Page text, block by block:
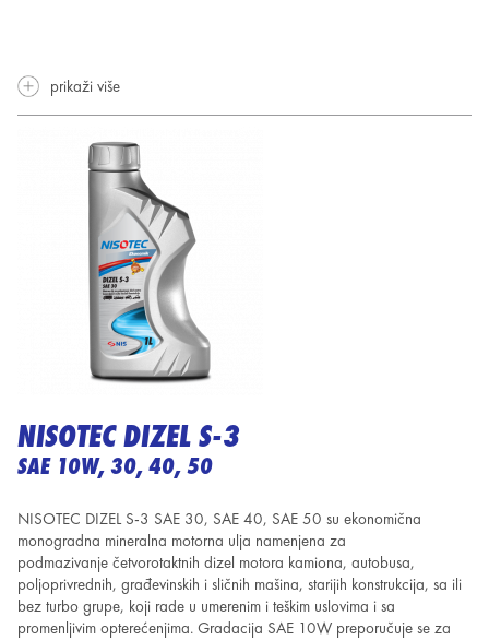
prikaži više
NISOTEC DIZEL S-3
SAE 10W, 30, 40, 50
NISOTEC DIZEL S-3 SAE 30, SAE 40, SAE 50 su ekonomična
monogradna mineralna motorna ulja namenjena za
podmazivanje četvorotaktnih dizel motora kamiona, autobusa,
poljoprivrednih, građevinskih i sličnih mašina, starijih konstrukcija, sa ili
bez turbo grupe, koji rade u umerenim i teškim uslovima i sa
promenljivim opterećenjima. Gradacija SAE 10W preporučuje se za